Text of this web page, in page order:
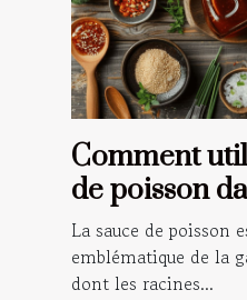
Comment
de poisson
La sauce de poisson
emblématique de la
dont les racines...